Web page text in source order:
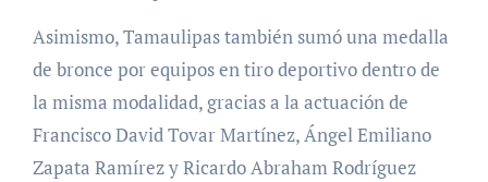
Asimismo, Tamaulipas también sumó una medalla
de bronce por equipos en tiro deportivo dentro de
la misma modalidad, gracias a la actuación de
Francisco David Tovar Martínez, Ángel Emiliano
Zapata Ramírez y Ricardo Abraham Rodríguez